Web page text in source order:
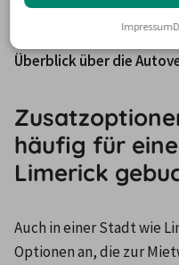
Kundenbewertungen
Überblick über die
häufig für
Limerick
Auch in einer Stadt wie
Optionen an, die zur
Impressum